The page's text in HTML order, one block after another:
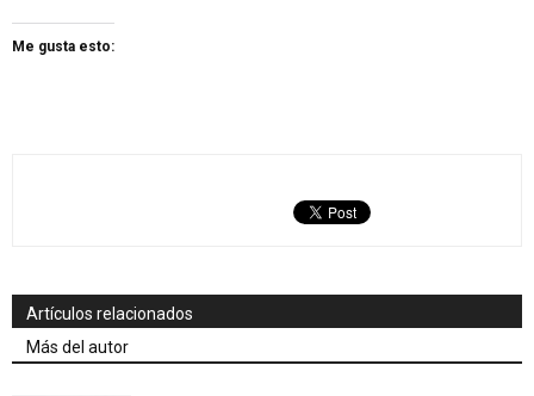
Me gusta esto:
Artículos relacionados
Más del autor